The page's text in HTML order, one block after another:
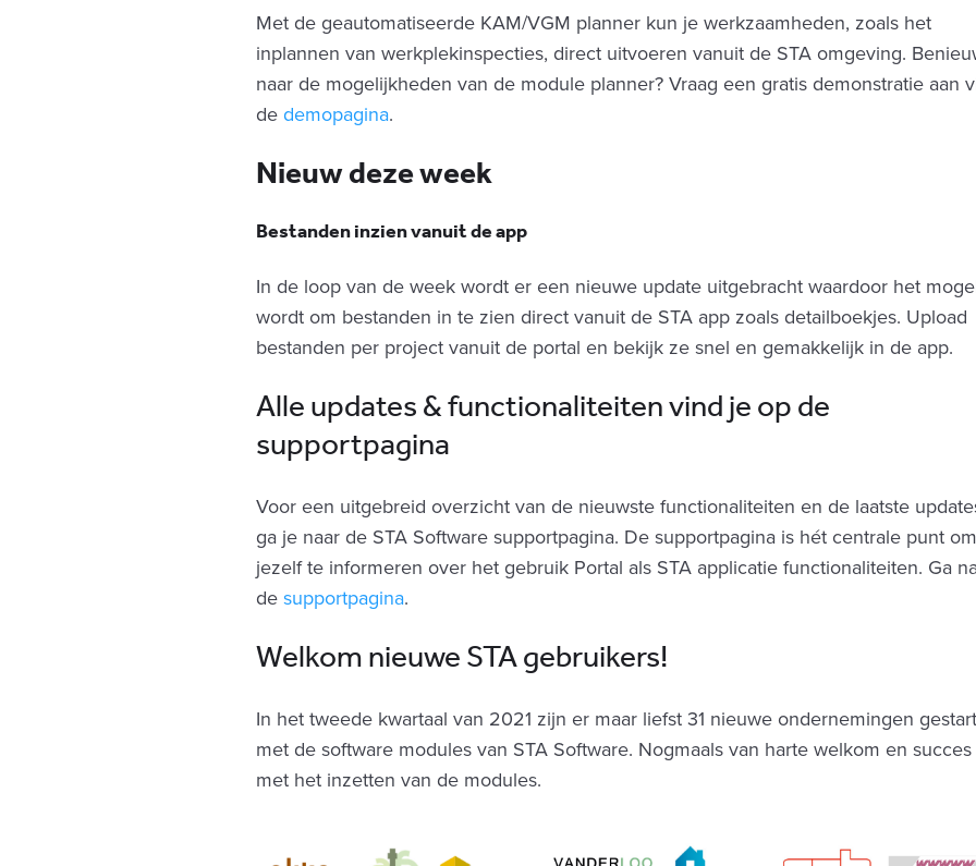
Met de geautomatiseerde KAM/VGM planner kun je werkzaamheden, zoals het
inplannen van werkplekinspecties, direct uitvoeren vanuit de STA omgeving.
naar de mogelijkheden van de module planner? Vraag een gratis demonstratie aan
dedemopagina.
Nieuw deze week
Bestanden inzien vanuit de app
In de loop van de week wordt er een nieuwe update uitgebracht waardoor het
wordt om bestanden in te zien direct vanuit de STA app zoals detailboekjes. Upload
bestanden per project vanuit de portal en bekijk ze snel en gemakkelijk in de app.‍
Alle updates & functionaliteiten vind je op de
supportpagina
Voor een uitgebreid overzicht van de nieuwste functionaliteiten en de laatste
ga je naar de STA Software supportpagina. De supportpagina is hét centrale punt om
jezelf te informeren over het gebruik Portal als STA applicatie functionaliteiten. Ga
desupportpagina.‍
Welkom nieuwe STA gebruikers!
In het tweede kwartaal van 2021 zijn er maar liefst 31 nieuwe ondernemingen gestart
met de software modules van STA Software. Nogmaals van harte welkom en succes
met het inzetten van de modules.